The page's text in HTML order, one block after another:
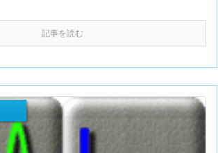
記事を読む